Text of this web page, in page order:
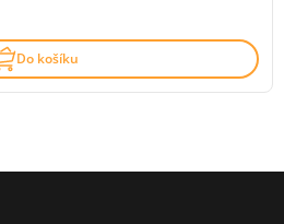
Do košíku